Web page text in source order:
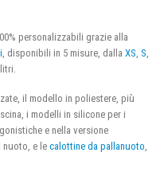
personalizzabili grazie alla
, disponibili in 5 misure, dalla XS S
litri.
il modello in poliestere, più
i modelli in silicone per i
e nella versione
nuoto, e le calottine da pallanuoto,